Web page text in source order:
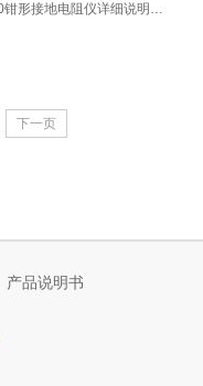
ETCR2000钳形接地电阻仪详细说明书_8
下一页
产品说明书